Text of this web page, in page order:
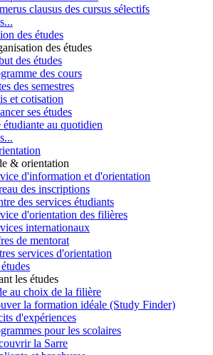
clausus des cursus sélectifs
des études
des études
des études
des cours
des semestres
et cotisation
ses études
étudiante au quotidien
& orientation
d'information et d'orientation
des inscriptions
des services étudiants
d'orientation des filières
internationaux
de mentorat
services d'orientation
les études
au choix de la filière
la formation idéale (Study Finder)
d'expériences
pour les scolaires
la Sarre